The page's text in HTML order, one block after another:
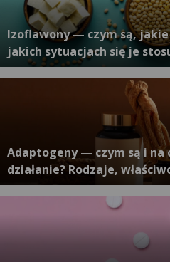
Izoflawony — czym są, jakie
jakich sytuacjach się je
Adaptogeny — czym są i na
działanie? Rodzaje,